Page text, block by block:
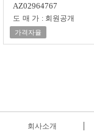
AZ02964767
도매가 : 회원공개
가격자율
회사소개